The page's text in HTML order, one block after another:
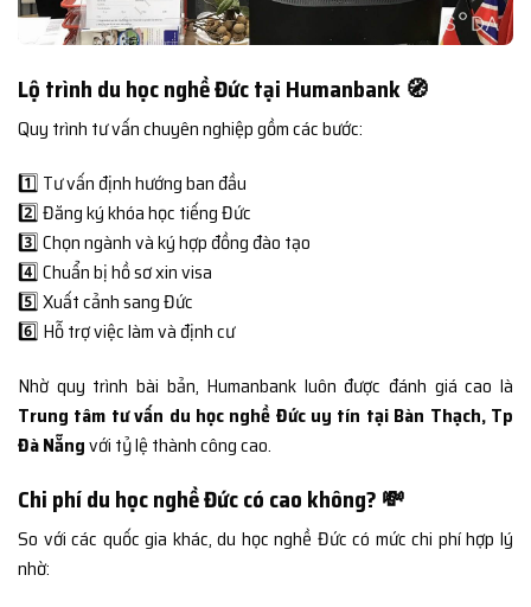
Lộ trình du học nghề Đức tại Humanbank 🧭
Quy trình tư vấn chuyên nghiệp gồm các bước:
1️⃣ Tư vấn định hướng ban đầu
2️⃣ Đăng ký khóa học tiếng Đức
3️⃣ Chọn ngành và ký hợp đồng đào tạo
4️⃣ Chuẩn bị hồ sơ xin visa
5️⃣ Xuất cảnh sang Đức
6️⃣ Hỗ trợ việc làm và định cư
Nhờ quy trình bài bản, Humanbank luôn được đánh giá cao là
Trung tâm tư vấn du học nghề Đức uy tín tại Bàn Thạch, Tp
Đà Nẵngvới tỷ lệ thành công cao.
Chi phí du học nghề Đức có cao không? 💸
So với các quốc gia khác, du học nghề Đức có mức chi phí hợp lý
nhờ: